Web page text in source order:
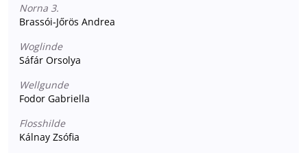
Norna 3.
Brassói-Jőrös Andrea
Woglinde
Sáfár Orsolya
Wellgunde
Fodor Gabriella
Flosshilde
Kálnay Zsófia